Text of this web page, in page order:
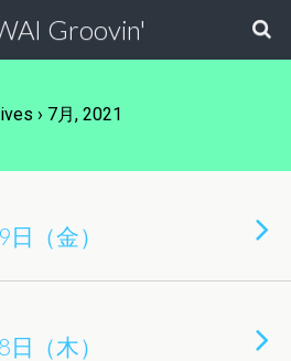
Groovin'
› 7月, 2021
（金）
（木）